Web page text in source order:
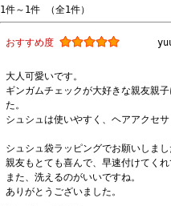
1件～1件 （全1件）
おすすめ度
大人可愛いです。
ギンガムチェックが大好きな親友親
た。
シュシュは使いやすく、ヘアアクセ
シュシュ袋ラッピングでお願いしまし
親友もとても喜んで、早速付けてくれ
また、洗えるのがいいですね。
ありがとうございました。